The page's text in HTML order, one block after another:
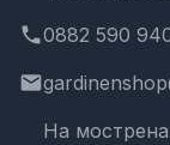
phone0882 590
email
На мострена